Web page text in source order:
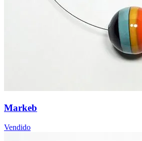
Markeb
Vendido